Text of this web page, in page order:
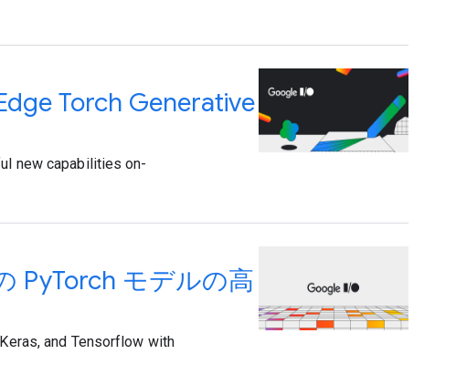
Torch Generative
new capabilities on-
PyTorch モデルの高
and Tensorflow with